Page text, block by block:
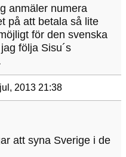
anmäler numera
på att betala så lite
för den svenska
följa Sisu´s
2013 21:38
att syna Sverige i de